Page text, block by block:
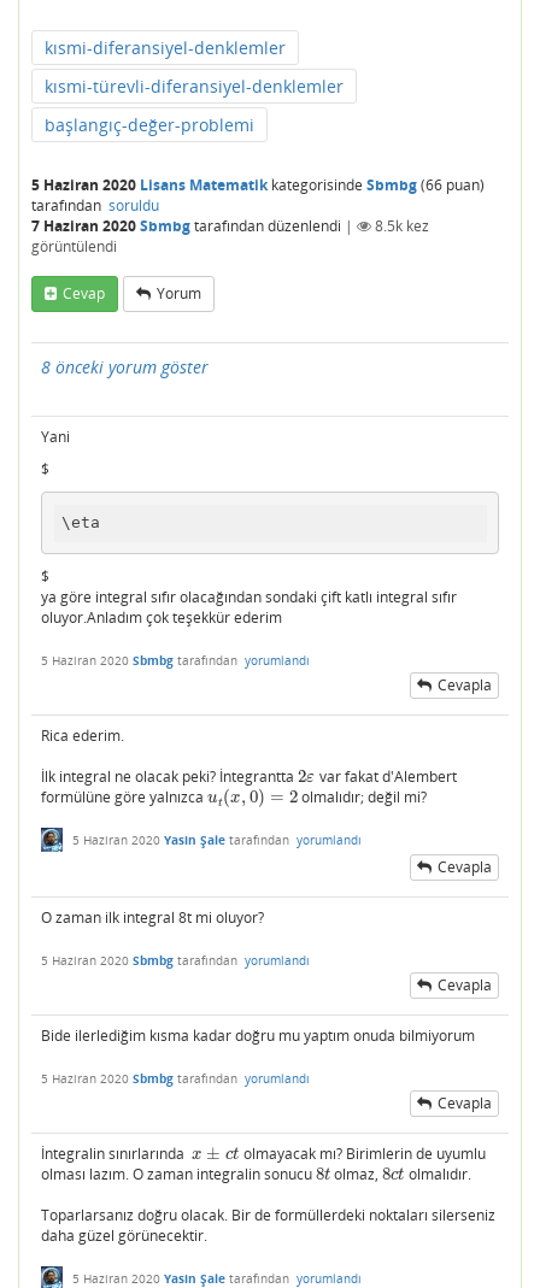
kısmi-diferansiyel-denklemler
kısmi-türevli-diferansiyel-denklemler
başlangıç-değer-problemi
5 Haziran 2020 Lisans Matematikkategorisinde Sbmbg(66 puan)
tarafından soruldu
7 Haziran 2020Sbmbgtarafındandüzenlendi | 8.5k kez
görüntülendi
Cevap Yorum
8 önceki yorum göster
Yani
$
\eta
$
ya göre integral sıfır olacağından sondaki çift katlı integral sıfır
oluyor.Anladım çok teşekkür ederim
5 Haziran 2020 Sbmbg tarafından yorumlandı
Cevapla
Rica ederim.
İlk integral ne olacak peki? İntegrantta 2ε
2ε var fakat d'Alembert
formülüne göre yalnızca ut(x, 0) = 2
ut(x,0 =2 olmalıdır; değil mi?
5 Haziran 2020 Yasin Şale tarafından yorumlandı
Cevapla
O zaman ilk integral 8t mi oluyor?
5 Haziran 2020 Sbmbg tarafından yorumlandı
Cevapla
Bide ilerlediğim kısma kadar doğru mu yaptım onuda bilmiyorum
5 Haziran 2020 Sbmbg tarafından yorumlandı
Cevapla
İntegralin sınırlarında x ± ct
x± ct
olmayacak mı? Birimlerin de uyumlu
olması lazım. O zaman integralin sonucu8t
8t olmaz,8ct
8ct olmalıdır.
Toparlarsanız doğru olacak. Bir de formüllerdeki noktaları silerseniz
daha güzel görünecektir.
5 Haziran 2020 Yasin Şale tarafından yorumlandı